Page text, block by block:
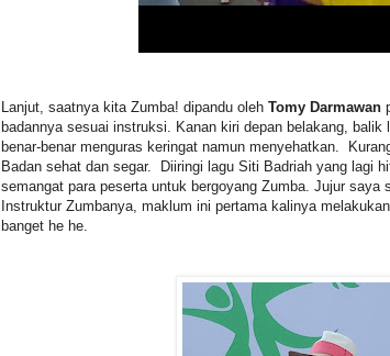
Lanjut, saatnya kita Zumba! dipandu oleh Tomy Darmawan
badannya sesuai instruksi. Kanan kiri depan belakang, balik
benar-benar menguras keringat namun menyehatkan.
Badan sehat dan segar. Diiringi lagu Siti Badriah yang lagi
semangat para peserta untuk bergoyang Zumba. Jujur saya
Instruktur Zumbanya, maklum ini pertama kalinya
banget he he.